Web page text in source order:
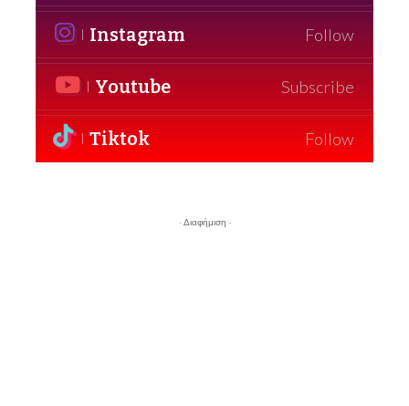
Instagram Follow
Youtube Subscribe
Tiktok Follow
- Διαφήμιση -